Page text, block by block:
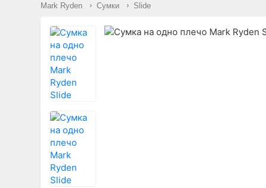
Mark Ryden Сумки Slide